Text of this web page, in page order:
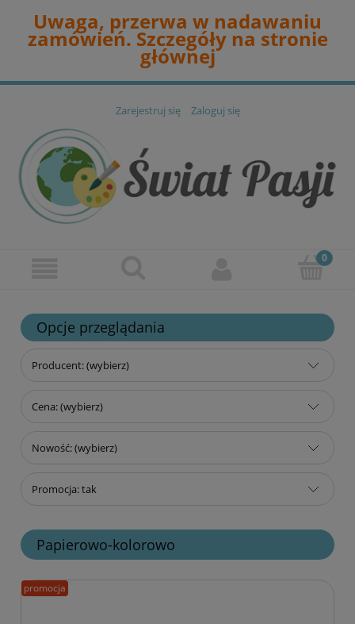
Uwaga, przerwa w nadawaniu
zamówień. Szczegóły na stronie
głównej
Zarejestruj się Zaloguj się
Opcje przeglądania
Producent: (wybierz)
Cena: (wybierz)
Nowość: (wybierz)
Promocja: tak
Papierowo-kolorowo
promocja